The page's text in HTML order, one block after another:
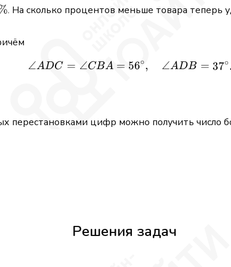
. На сколько процентов меньше товара теперь
\angle ADC =
∠ADC = ∠CBA = 56∘, ∠ADB = 37∘.
перестановками цифр можно получить число
Решения задач